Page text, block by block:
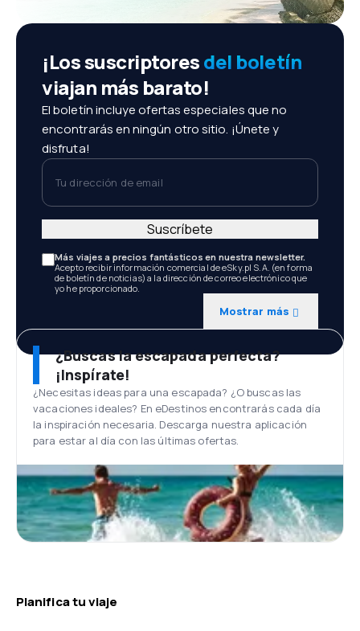
¡Los suscriptoresdel boletín
viajan más barato!
El boletín incluye ofertas especiales que no
encontrarás en ningún otro sitio. ¡Únete y
disfruta!
Tu dirección de email
Más viajes a precios fantásticos en nuestra newsletter.
Acepto recibir información comercial de eSky.pl S.A. (en forma
de boletín de noticias) a la dirección de correo electrónico que
yo he proporcionado.
Mostrar más
Suscríbete
¿Buscas la escapada perfecta?
¡Inspírate!
¿Necesitas ideas para una escapada? ¿O buscas las
vacaciones ideales? En eDestinos encontrarás cada día
la inspiración necesaria. Descarga nuestra aplicación
para estar al día con las últimas ofertas.
Planifica tu viaje